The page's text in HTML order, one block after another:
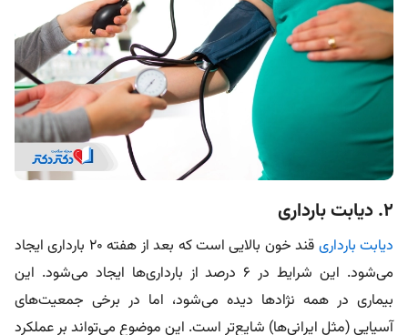
۲. دیابت بارداری
دیابت بارداری
قند خون بالایی است که بعد از هفته ۲۰ بارداری ایجاد
می‌شود. این شرایط در ۶ درصد از بارداری‌ها ایجاد می‌شود. این
بیماری در همه نژادها دیده می‌شود، اما در برخی جمعیت‌های
آسیایی (مثل ایرانی‌ها) شایع‌تر است. این موضوع می‌تواند بر عملکرد